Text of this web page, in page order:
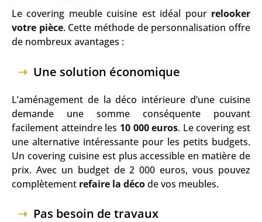
Le covering meuble cuisine est idéal pour relooker
votre pièce. Cette méthode de personnalisation offre
de nombreux avantages :
Une solution économique
L’aménagement de la déco intérieure d’une cuisine
demande une somme conséquente pouvant
facilement atteindre les 10 000 euros. Le covering est
une alternative intéressante pour les petits budgets.
Un covering cuisine est plus accessible en matière de
prix. Avec un budget de 2 000 euros, vous pouvez
complètement refaire la décode vos meubles.
Pas besoin de travaux